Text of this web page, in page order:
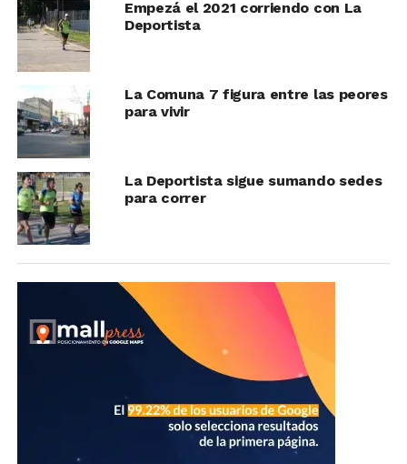
Empezá el 2021 corriendo con La
Deportista
La Comuna 7 figura entre las peores
para vivir
La Deportista sigue sumando sedes
para correr